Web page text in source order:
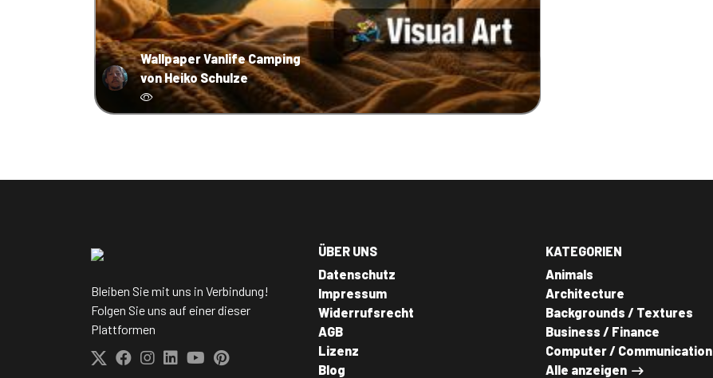
Wallpaper Vanlife Camping
von Heiko Schulze
Bleiben Sie mit uns in Verbindung!
Folgen Sie uns auf einer dieser
Plattformen
ÜBER UNS
Datenschutz
Impressum
Widerrufsrecht
AGB
Lizenz
Blog
KATEGORIEN
Animals
Architecture
Backgrounds / Textures
Business / Finance
Computer / Communication
Alle anzeigen